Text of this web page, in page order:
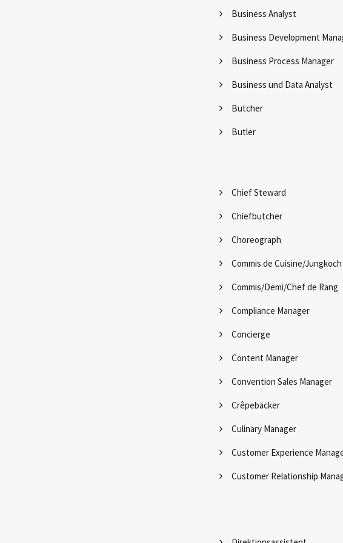
Business Analyst
Business Development
Business Process Manager
Business und Data Analyst
Butcher
Butler
Chief Steward
Chiefbutcher
Choreograph
Commis de Cuisine/Jungkoch
Commis/Demi/Chef de Rang
Compliance Manager
Concierge
Content Manager
Convention Sales Manager
Crêpebäcker
Culinary Manager
Customer Experience
Customer Relationship